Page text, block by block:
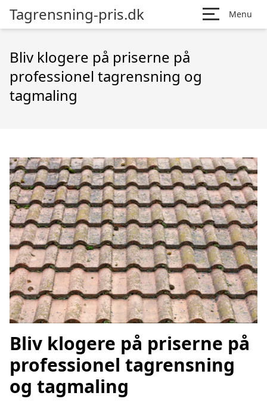
Tagrensning-pris.dk Menu
Bliv klogere på priserne på
professionel tagrensning og
tagmaling
Bliv klogere på priserne på
professionel tagrensning
og tagmaling